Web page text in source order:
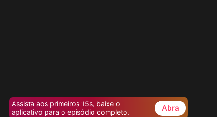
Assista aos primeiros 15s, baixe o
aplicativo para o episódio completo.
Abra